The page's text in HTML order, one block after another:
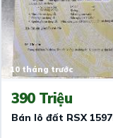
10 tháng trước
390 Triệu
Bán lô đất RSX